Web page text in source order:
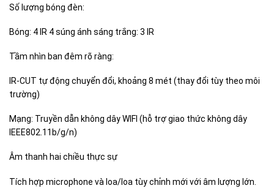
Số lượng bóng đèn:
Bóng: 4 IR 4 súng ánh sáng trắng: 3 IR
Tầm nhìn ban đêm rõ ràng:
IR-CUT tự động chuyển đổi, khoảng 8 mét (thay đổi tùy theo môi
trường)
Mạng: Truyền dẫn không dây WIFI (hỗ trợ giao thức không dây
IEEE802.11b/g/n)
Âm thanh hai chiều thực sự
Tích hợp microphone và loa/loa tùy chỉnh mới với âm lượng lớn.